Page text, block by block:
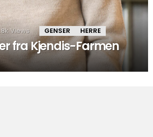
Views GENSER HERRE
fra Kjendis-Farmen